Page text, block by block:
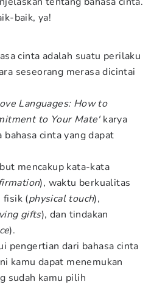
baik, ya!
cinta adalah suatu perilaku
seseorang merasa dicintai
Languages: How to
to Your Mate'karya
bahasa cinta yang dapat
mencakup kata-kata
), waktu berkualitas
fisik (physical touch),
gifts), dan tindakan
).
pengertian dari bahasa cinta
kamu dapat menemukan
sudah kamu pilih